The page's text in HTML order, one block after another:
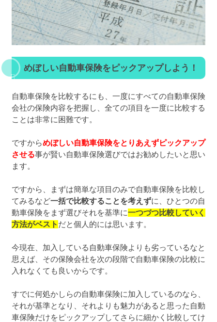
めぼしい自動車保険をピックアップしよう！
自動車保険を比較するにも、一度にすべての自動車保険
会社の保険内容を把握し、全ての項目を一度に比較する
ことは非常に困難です。
ですからめぼしい自動車保険をとりあえずピックアップ
させる事が賢い自動車保険選びではお勧めしたいと思い
ます。
ですから、まずは簡単な項目のみで自動車保険を比較し
てみるなど一括で比較することを考えずに、ひとつの自
動車保険をまず選びそれを基準に一つづつ比較していく
方法がベスト だと個人的には思います。
今現在、加入している自動車保険よりも劣っているなと
思えば、その保険会社を次の段階で自動車保険の比較に
入れなくても良いからです。
すでに何処かしらの自動車保険に加入しているのなら、
それが基準となり、それよりも魅力があると思った自動
車保険だけをピックアップしてさらに細かく比較してけ